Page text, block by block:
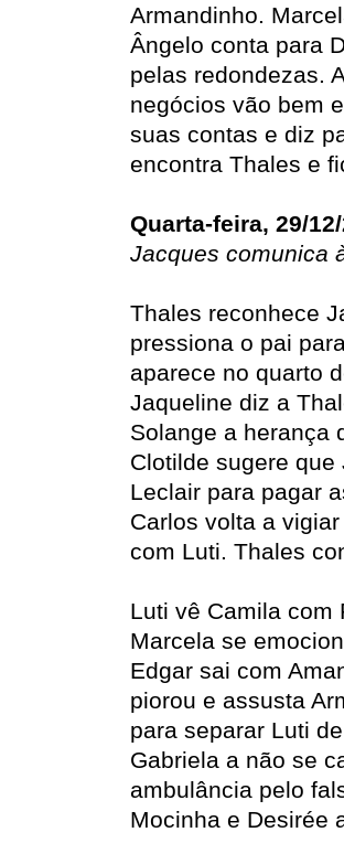
Armandinho.
Ângelo conta para
pelas redondezas.
negócios vão bem
suas contas e diz
encontra Thales e
Quarta-feira, 29/
Jacques comunica
Thales reconhece
pressiona o pai
aparece no quarto
Jaqueline diz a
Solange a herança
Clotilde sugere
Leclair para pagar
Carlos volta a
com Luti. Thales
Luti vê Camila com
Marcela se
Edgar sai com
piorou e assusta
para separar Luti
Gabriela a não se
ambulância pelo
Mocinha e Desirée